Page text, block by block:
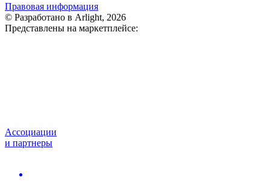
Правовая информация
© Разработано в Arlight, 2026
Представлены на маркетплейсе:
Ассоциации
и партнеры